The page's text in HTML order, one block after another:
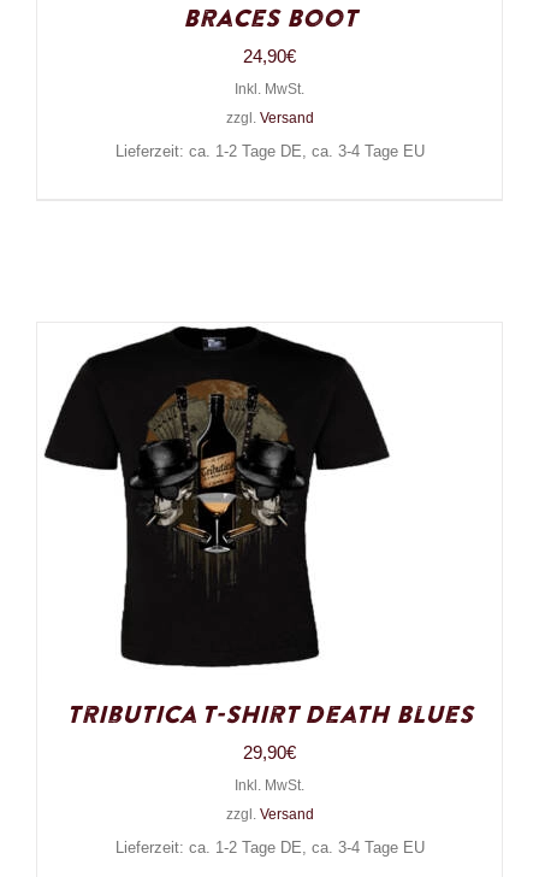
Braces Boot
24,90€
Inkl. MwSt.
zzgl. Versand
Lieferzeit: ca. 1-2 Tage DE, ca. 3-4 Tage EU
Tributica T-Shirt Death Blues
29,90€
Inkl. MwSt.
zzgl. Versand
Lieferzeit: ca. 1-2 Tage DE, ca. 3-4 Tage EU